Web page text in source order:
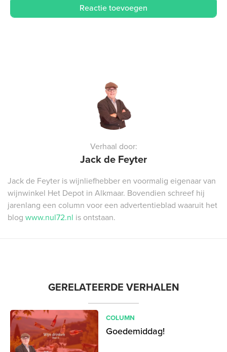
Verhaal door:
Jack de Feyter
Jack de Feyter is wijnliefhebber en voormalig eigenaar van
wijnwinkel Het Depot in Alkmaar. Bovendien schreef hij
jarenlang een column voor een advertentieblad waaruit het
blog www.nul72.nl is ontstaan.
GERELATEERDE VERHALEN
COLUMN
Goedemiddag!